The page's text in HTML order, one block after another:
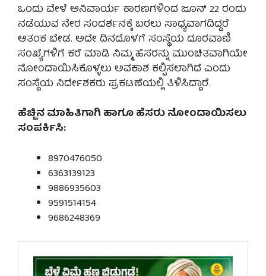
ಒಂದು ವೇಳೆ ಅನಿವಾರ್ಯ ಕಾರಣಗಳಿಂದ ಜೂನ್ 22 ರಂದು
ನಡೆಯುವ ನೇರ ಸಂದರ್ಶನಕ್ಕೆ ಬರಲು ಸಾಧ್ಯವಾಗದಿದ್ದರೆ
ಆತಂಕ ಬೇಡ. ಅದೇ ದಿನದೊಳಗೆ ಸಂಸ್ಥೆಯ ದೂರವಾಣಿ
ಸಂಖ್ಯೆಗಳಿಗೆ ಕರೆ ಮಾಡಿ ನಿಮ್ಮ ಹೆಸರನ್ನು ಮುಂಚಿತವಾಗಿಯೇ
ನೋಂದಾಯಿಸಿಕೊಳ್ಳಲು ಅವಕಾಶ ಕಲ್ಪಿಸಲಾಗಿದೆ ಎಂದು
ಸಂಸ್ಥೆಯ ನಿರ್ದೇಶಕರು ಪ್ರಕಟಣೆಯಲ್ಲಿ ತಿಳಿಸಿದ್ದಾರೆ.
ಹೆಚ್ಚಿನ ಮಾಹಿತಿಗಾಗಿ ಹಾಗೂ ಹೆಸರು ನೋಂದಾಯಿಸಲು
ಸಂಪರ್ಕಿಸಿ:
8970476050
6363139123
9886935603
9591514154
9686248369